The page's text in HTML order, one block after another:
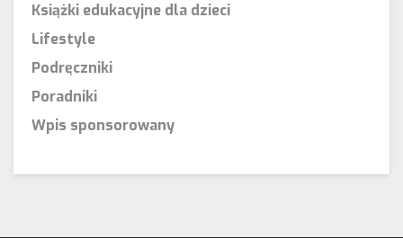
Książki edukacyjne dla dzieci
Lifestyle
Podręczniki
Poradniki
Wpis sponsorowany